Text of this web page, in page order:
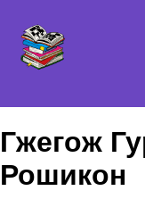
Гжегож
Рошикон